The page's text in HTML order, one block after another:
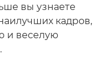
вы узнаете
кадров,
и веселую